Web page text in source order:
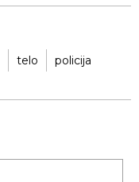
telo policija